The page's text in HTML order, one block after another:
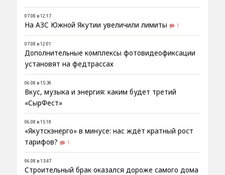
07.08 в 12:17
На АЗС Южной Якутии увеличили лимиты 1
07.08 в 12:01
Дополнительные комплексы фотовидеофиксации
установят на федтрассах
06.08 в 15:39
Вкус, музыка и энергия: каким будет третий
«СырФест»
06.08 в 15:18
«Якутскэнерго» в минусе: нас ждёт кратный рост
тарифов?
1
06.08 в 13:47
Строительный брак оказался дороже самого дома